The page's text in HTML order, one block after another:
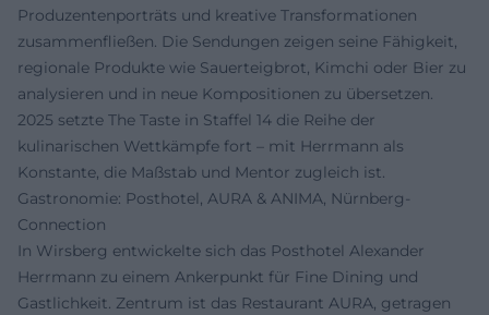
Produzentenporträts und kreative Transformationen
zusammenfließen. Die Sendungen zeigen seine Fähigkeit,
regionale Produkte wie Sauerteigbrot, Kimchi oder Bier zu
analysieren und in neue Kompositionen zu übersetzen.
2025 setzte The Taste in Staffel 14 die Reihe der
kulinarischen Wettkämpfe fort – mit Herrmann als
Konstante, die Maßstab und Mentor zugleich ist.
Gastronomie: Posthotel, AURA & ANIMA, Nürnberg-
Connection
In Wirsberg entwickelte sich das Posthotel Alexander
Herrmann zu einem Ankerpunkt für Fine Dining und
Gastlichkeit. Zentrum ist das Restaurant AURA, getragen